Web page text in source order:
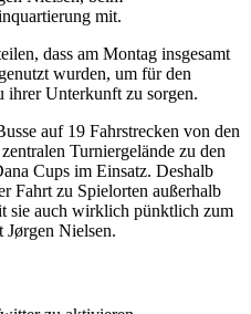
mit.
dass am Montag insgesamt
wurden, um für den
ihrer Unterkunft zu sorgen.
auf 19 Fahrstrecken von den
Turniergelände zu den
Cups im Einsatz. Deshalb
Fahrt zu Spielorten außerhalb
sie auch wirklich pünktlich zum
Jørgen Nielsen.